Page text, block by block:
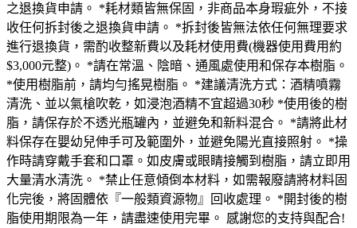
之退換貨申請。 *耗材類皆無保固，非商品本身瑕疵外，不接
收任何拆封後之退換貨申請。 *拆封後皆無法依任何無理要求
進行退換貨，需酌收整新費以及耗材使用費(機器使用費用約
$3,000元整)。 *請在常溫、陰暗、通風處使用和保存本樹脂。
*使用樹脂前，請均勻搖晃樹脂。 *建議清洗方式：酒精噴霧
清洗、並以氣槍吹乾，如浸泡酒精不宜超過30秒 *使用後的樹
脂，請保存於不透光瓶罐內，並避免和新料混合。 *請將此材
料保存在嬰幼兒伸手可及範圍外，並避免陽光直接照射。 *操
作時請穿戴手套和口罩。如皮膚或眼睛接觸到樹脂，請立即用
大量清水清洗。 *禁止任意傾倒本材料，如需報廢請將材料固
化完後，將固體依『一般類資源物』回收處理。 *開封後的樹
脂使用期限為一年，請盡速使用完畢。 感謝您的支持與配合!